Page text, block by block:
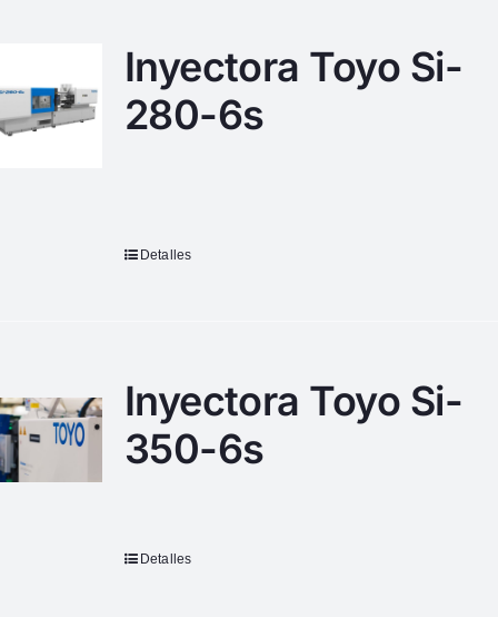
Inyectora Toyo Si-
280-6s
Detalles
Inyectora Toyo Si-
350-6s
Detalles